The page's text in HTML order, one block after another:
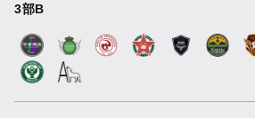
3部B